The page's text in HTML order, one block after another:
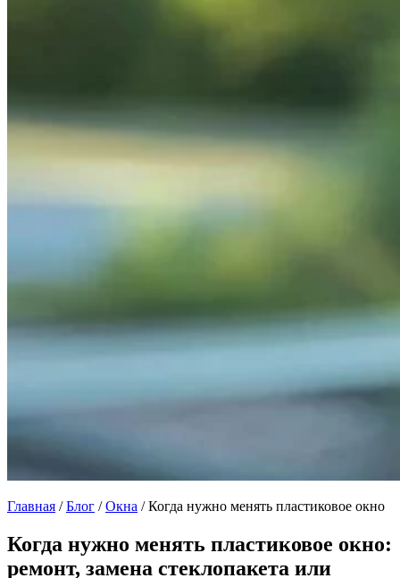
Главная /Блог /Окна /Когда нужно менять пластиковое окно
Когда нужно менять пластиковое окно:
ремонт, замена стеклопакета или